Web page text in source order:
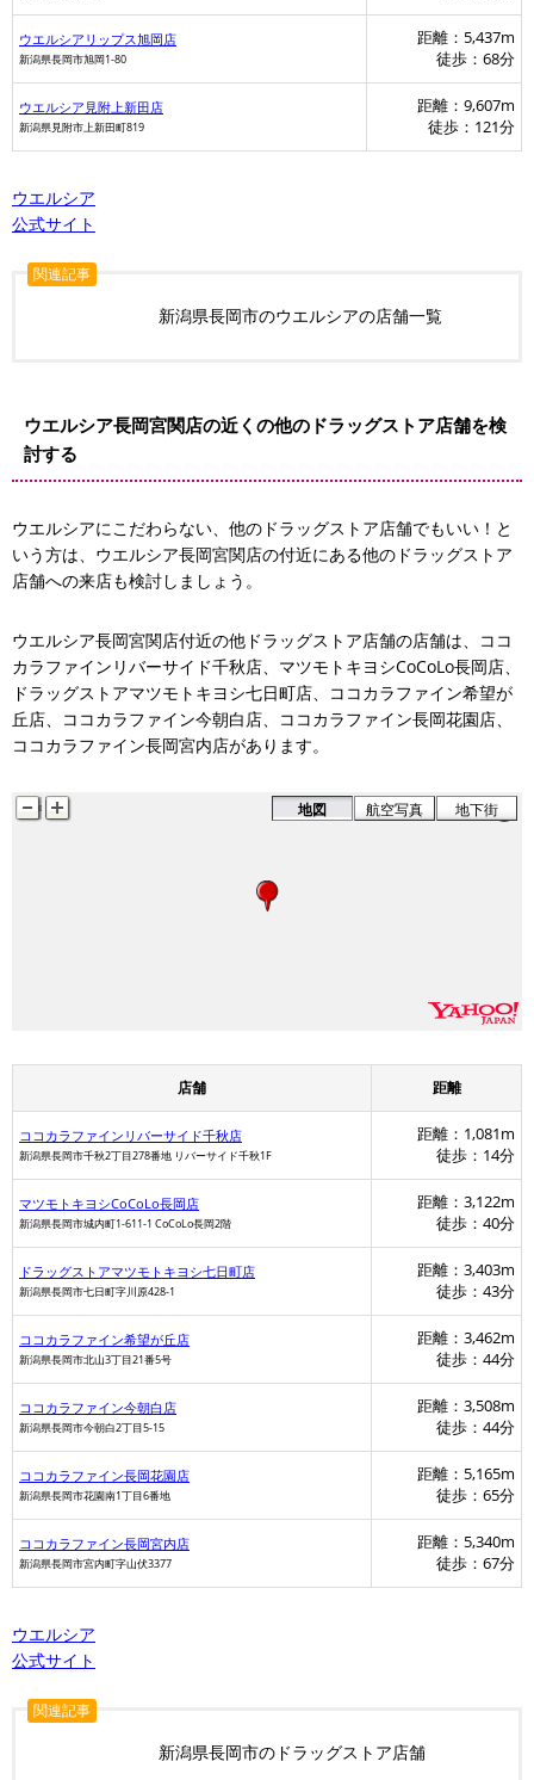
ウエルシアリップス旭岡店
新潟県長岡市旭岡1-80
距離：5,437m
徒歩：68分
ウエルシア見附上新田店
新潟県見附市上新田町819
距離：9,607m
徒歩：121分
ウエルシア
公式サイト
関連記事
新潟県長岡市のウエルシアの店舗一覧
ウエルシア長岡宮関店の近くの他のドラッグストア店舗を検
討する
ウエルシアにこだわらない、他のドラッグストア店舗でもいい！と
いう方は、ウエルシア長岡宮関店の付近にある他のドラッグストア
店舗への来店も検討しましょう。
ウエルシア長岡宮関店付近の他ドラッグストア店舗の店舗は、ココ
カラファインリバーサイド千秋店、マツモトキヨシCoCoLo長岡店、
ドラッグストアマツモトキヨシ七日町店、ココカラファイン希望が
丘店、ココカラファイン今朝白店、ココカラファイン長岡花園店、
ココカラファイン長岡宮内店があります。
ココカラファイン
地図 航空写真 地下街
店舗 距離
ココカラファインリバーサイド千秋店
新潟県長岡市千秋2丁目278番地 リバーサイド千秋1F
距離：1,081m
徒歩：14分
マツモトキヨシCoCoLo長岡店
新潟県長岡市城内町1-611-1 CoCoLo長岡2階
距離：3,122m
徒歩：40分
ドラッグストアマツモトキヨシ七日町店
新潟県長岡市七日町字川原428-1
距離：3,403m
徒歩：43分
ココカラファイン希望が丘店
新潟県長岡市北山3丁目21番5号
距離：3,462m
徒歩：44分
ココカラファイン今朝白店
新潟県長岡市今朝白2丁目5-15
距離：3,508m
徒歩：44分
ココカラファイン長岡花園店
新潟県長岡市花園南1丁目6番地
距離：5,165m
徒歩：65分
ココカラファイン長岡宮内店
新潟県長岡市宮内町字山伏3377
距離：5,340m
徒歩：67分
ウエルシア
公式サイト
関連記事
新潟県長岡市のドラッグストア店舗